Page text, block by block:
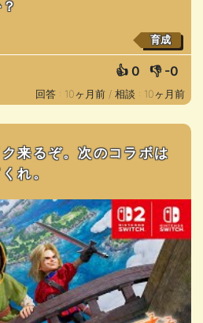
育成
👍 0 👎 -0
回答 : 10ヶ月前 / 相談 : 10ヶ月前
来るぞ。次のコラボは
れ。